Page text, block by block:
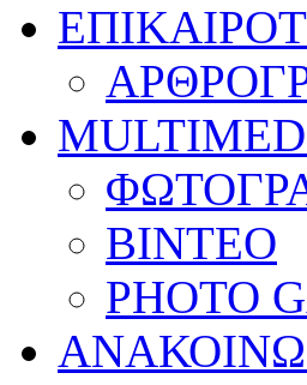
ΒΙΝΤΕΟ
PHOTO